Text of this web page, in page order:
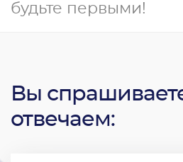
будьте первыми!
Вы
отвечаем: